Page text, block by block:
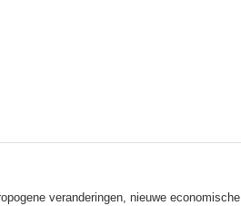
veranderingen, nieuwe economische